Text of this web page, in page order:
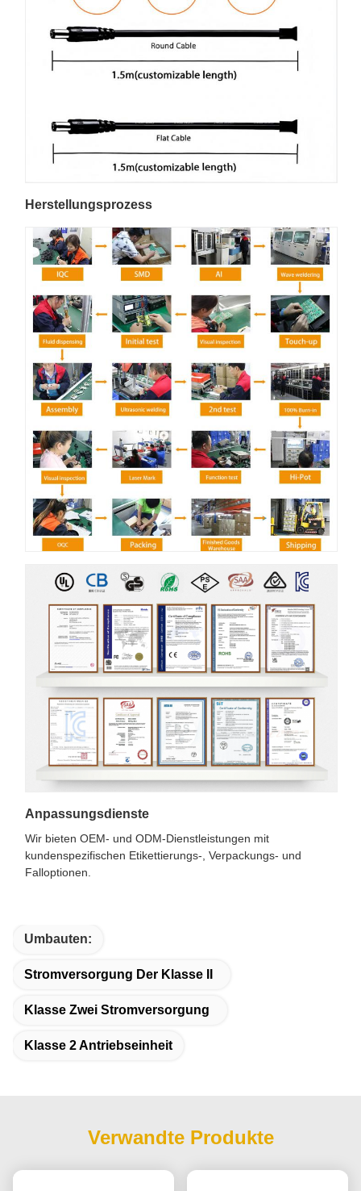
Herstellungsprozess
Anpassungsdienste
Wir bieten OEM- und ODM-Dienstleistungen mit
kundenspezifischen Etikettierungs-, Verpackungs- und
Falloptionen.
Umbauten:
Stromversorgung Der Klasse II
Klasse Zwei Stromversorgung
Klasse 2 Antriebseinheit
Verwandte Produkte